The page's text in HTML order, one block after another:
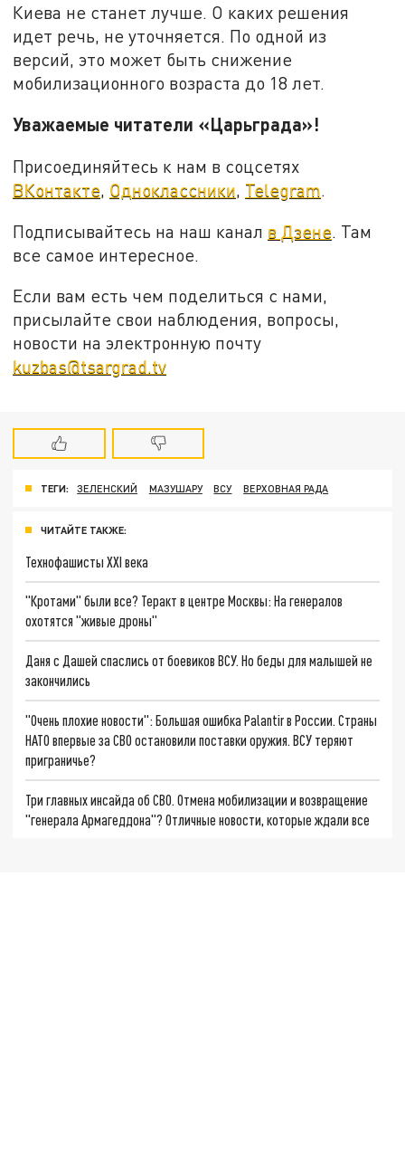
Киева не станет лучше. О каких решения
идет речь, не уточняется. По одной из
версий, это может быть снижение
мобилизационного возраста до 18 лет.
Уважаемые читатели «Царьграда»!
Присоединяйтесь к нам в соцсетях
ВКонтакте, Одноклассники, Telegram.
Подписывайтесь на наш канал в Дзене. Там
все самое интересное.
Если вам есть чем поделиться с нами,
присылайте свои наблюдения, вопросы,
новости на электронную почту
kuzbas@tsargrad.tv
ТЕГИ: ЗЕЛЕНСКИЙ МАЗУШАРУ ВСУ ВЕРХОВНАЯ РАДА
ЧИТАЙТЕ ТАКЖЕ:
Технофашисты XXI века
"Кротами" были все? Теракт в центре Москвы: На генералов
охотятся "живые дроны"
Даня с Дашей спаслись от боевиков ВСУ. Но беды для малышей не
закончились
"Очень плохие новости": Большая ошибка Palantir в России. Страны
НАТО впервые за СВО остановили поставки оружия. ВСУ теряют
приграничье?
Три главных инсайда об СВО. Отмена мобилизации и возвращение
"генерала Армагеддона"? Отличные новости, которые ждали все